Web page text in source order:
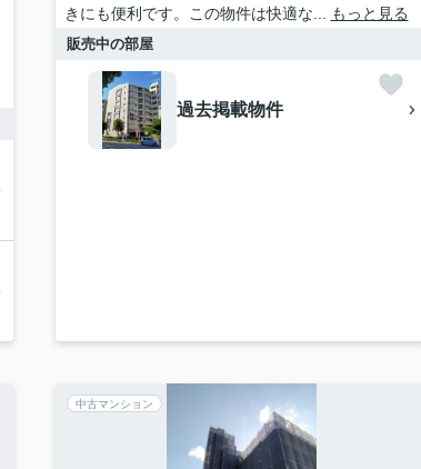
きにも便利です。この物件は快適な...
もっと見る
販売中の部屋
過去掲載物件
中古マンション